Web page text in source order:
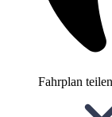
Fahrplan teilen